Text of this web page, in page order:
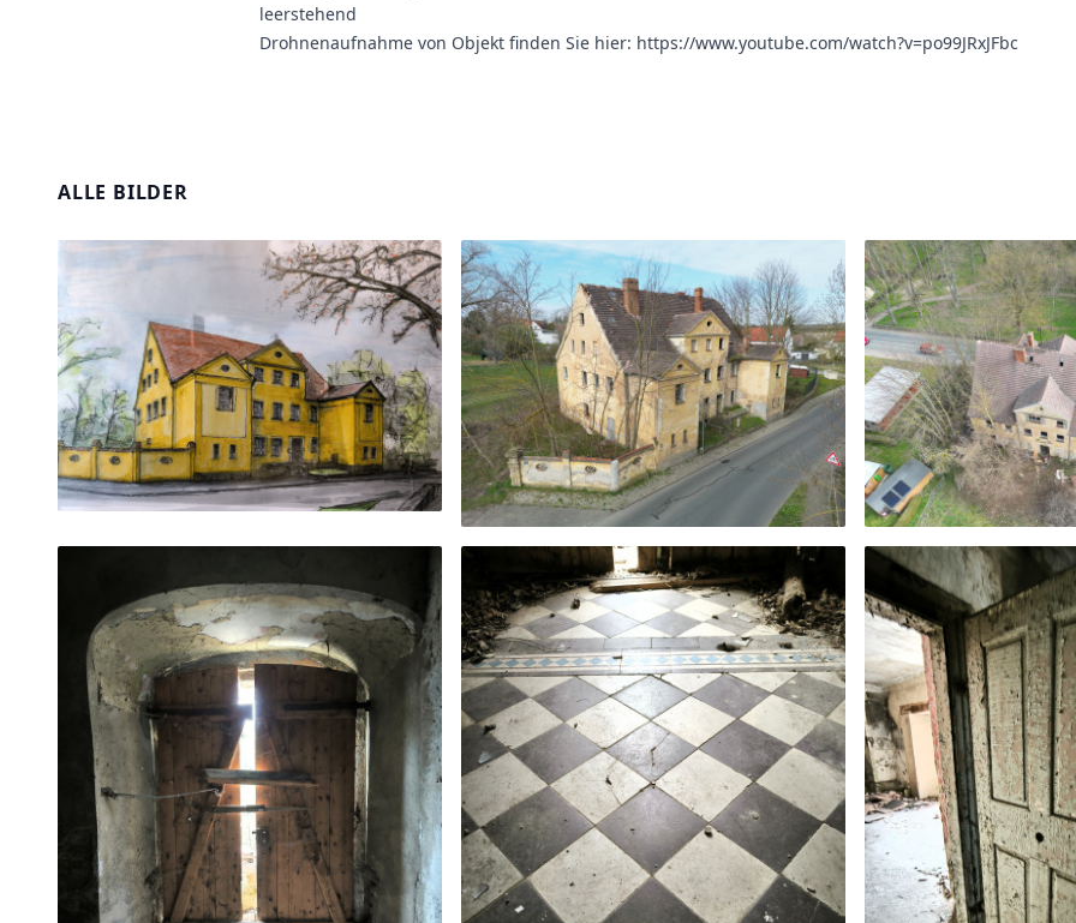
leerstehend
Drohnenaufnahme von Objekt finden Sie hier: https://www.youtube.com/watch?v=po99JRxJFbc
ALLE BILDER